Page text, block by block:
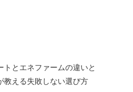
トとエネファームの違いと
教える失敗しない選び方